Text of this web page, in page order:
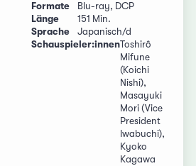
Formate
Blu-ray, DCP
Länge
151 Min.
Sprache
Japanisch/d
Schauspieler:innenToshirô
Mifune
(Koichi
Nishi),
Masayuki
Mori (Vice
President
Iwabuchi),
Kyoko
Kagawa